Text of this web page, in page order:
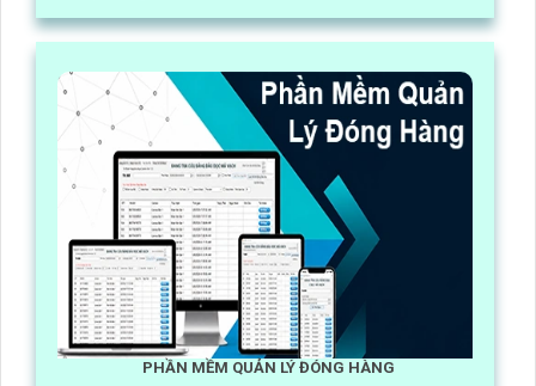
PHẦN MỀM QUẢN LÝ ĐÓNG HÀNG